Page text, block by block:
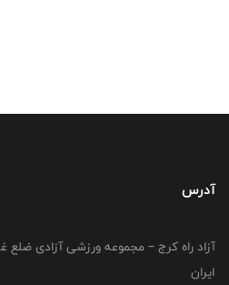
آدرس
آزاد راه کرج – مجموعه ورزشی آزادی
ایران